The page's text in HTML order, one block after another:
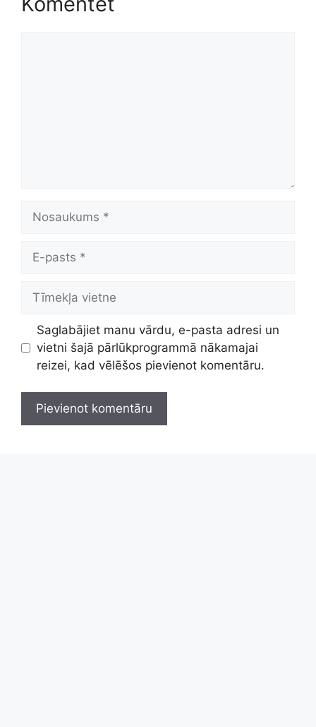
pasts
vietne
Saglabājiet manu vārdu, e-pasta adresi un
vietni šajā pārlūkprogrammā nākamajai
reizei, kad vēlēšos pievienot komentāru.